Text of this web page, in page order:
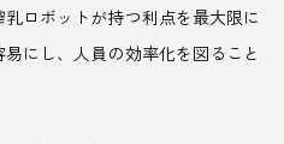
ロボットが持つ利点を最大限に
にし、人員の効率化を図ること